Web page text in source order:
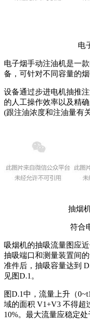
电
电子烟手动注油机是一
备，可针对不同容量的
设备通过步进电机抽推
的人工操作效率以及精
(跟注油浓度和注油量有关
抽烟
符合
吸烟机的抽吸流量图应
抽吸端口和测量装置间
准件后，抽吸容量达到
见图D.1。
图D.1中，流量上升（
域的面积 V1+V3 不得超
10%。最大流量应稳定处